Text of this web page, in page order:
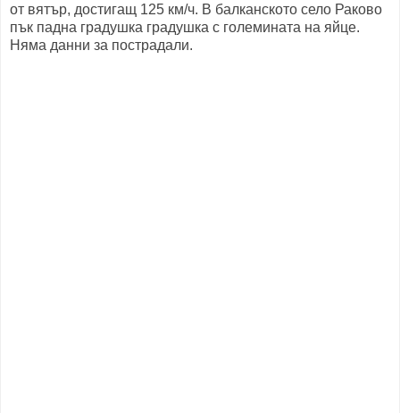
от вятър, достигащ 125 км/ч. В балканското село Раково
пък падна градушка градушка с големината на яйце.
Няма данни за пострадали.